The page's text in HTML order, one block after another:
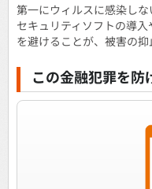
第一にウィルスに感染しな
セキュリティソフトの導
を避けることが、被害の抑
この金融犯罪を防